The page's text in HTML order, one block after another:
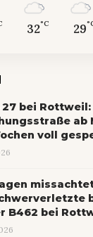
32°C 29
27 bei Rottweil:
ab
voll
B462 bei